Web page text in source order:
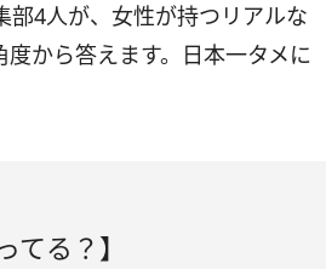
4人が、女性が持つリアルな
から答えます。日本一タメに
る？】